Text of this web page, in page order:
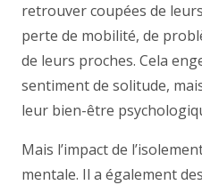
retrouver coupées de
perte de mobilité, de
de leurs proches. Cela
sentiment de solitude,
leur bien-être
Mais l’impact de
mentale. Il a également